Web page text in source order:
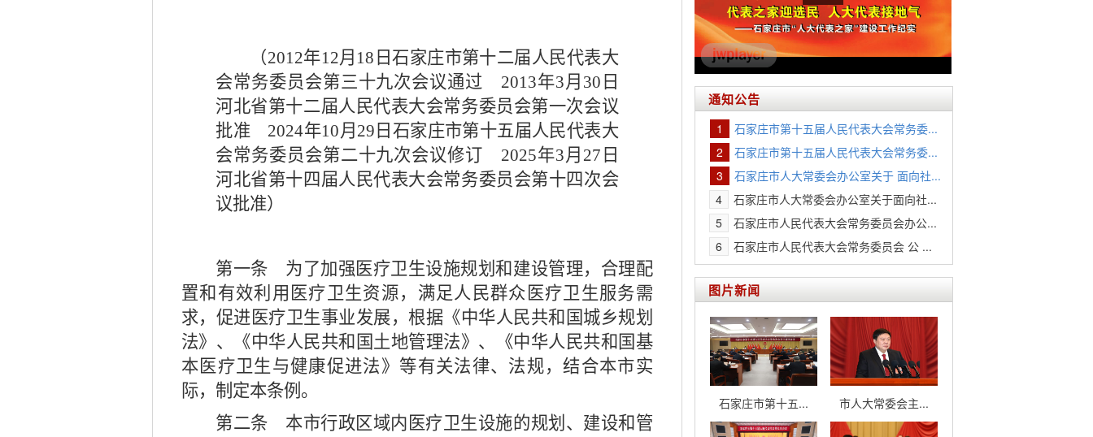
（2012年12月 18 日石家庄市第十二届人民代表大
会常务委员会第三十九次会议通过 2013年3月 30 日
河北省第十二届人民代表大会常务委员会第一次会议
批准 2024年10月 29 日石家庄市第十五届人民代表大
会常务委员会第二十九次会议修订 2025年3月 27 日
河北省第十四届人民代表大会常务委员会第十四次会
议批准）
第一条 为了加强医疗卫生设施规划和建设管理，合理配
置和有效利用医疗卫生资源，满足人民群众医疗卫生服务需
求，促进医疗卫生事业发展，根据《中华人民共和国城乡规划
法》、《中华人民共和国土地管理法》、《中华人民共和国基
本医疗卫生与健康促进法》等有关法律、法规，结合本市实
际，制定本条例。
第二条 本市行政区域内医疗卫生设施的规划、建设和管
通知公告
1
石家庄市第十五届人民代表大会常务委...
2
石家庄市第十五届人民代表大会常务委...
3
石家庄市人大常委会办公室关于 面向社...
4
石家庄市人大常委会办公室关于面向社...
5
石家庄市人民代表大会常务委员会办公...
6
石家庄市人民代表大会常务委员会 公 ...
图片新闻
石家庄市第十五... 市人大常委会主...